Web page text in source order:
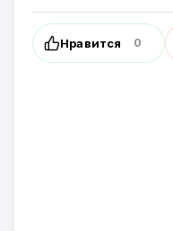
Нравится 0